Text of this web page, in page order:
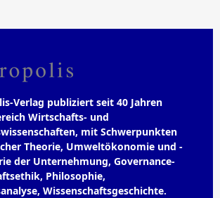
Verlag publiziert seit 40 Jahren
Wirtschafts- und
mit Schwerpunkten
Theorie, Umweltökonomie und -
der Unternehmung, Governance-
Philosophie,
Wissenschaftsgeschichte.